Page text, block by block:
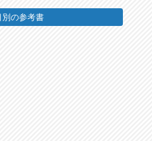
別の参考書